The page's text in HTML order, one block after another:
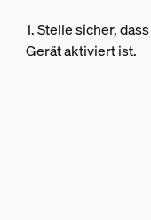
1. Stelle sicher,
Gerät aktiviert ist.